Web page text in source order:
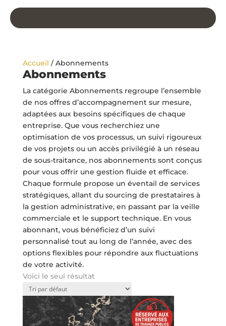
Accueil / Abonnements
Abonnements
La catégorie Abonnements regroupe l’ensemble
de nos offres d’accompagnement sur mesure,
adaptées aux besoins spécifiques de chaque
entreprise. Que vous recherchiez une
optimisation de vos processus, un suivi rigoureux
de vos projets ou un accès privilégié à un réseau
de sous-traitance, nos abonnements sont conçus
pour vous offrir une gestion fluide et efficace.
Chaque formule propose un éventail de services
stratégiques, allant du sourcing de prestataires à
la gestion administrative, en passant par la veille
commerciale et le support technique. En vous
abonnant, vous bénéficiez d’un suivi
personnalisé tout au long de l’année, avec des
options flexibles pour répondre aux fluctuations
de votre activité.
Voici le seul résultat